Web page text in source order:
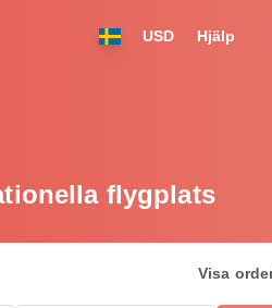
USD Hjälp
flygplats
Visa